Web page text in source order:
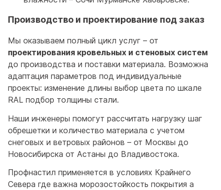
Производство и проектирование под заказ
Мы оказываем полный цикл услуг – от
проектирования кровельных и стеновых систем
до производства и поставки материала. Возможна
адаптация параметров под индивидуальные
проекты: изменение длины выбор цвета по шкале
RAL подбор толщины стали.
Наши инженеры помогут рассчитать нагрузку шаг
обрешетки и количество материала с учетом
снеговых и ветровых районов – от Москвы до
Новосибирска от Астаны до Владивостока.
Профнастил применяется в условиях Крайнего
Севера где важна морозостойкость покрытия а